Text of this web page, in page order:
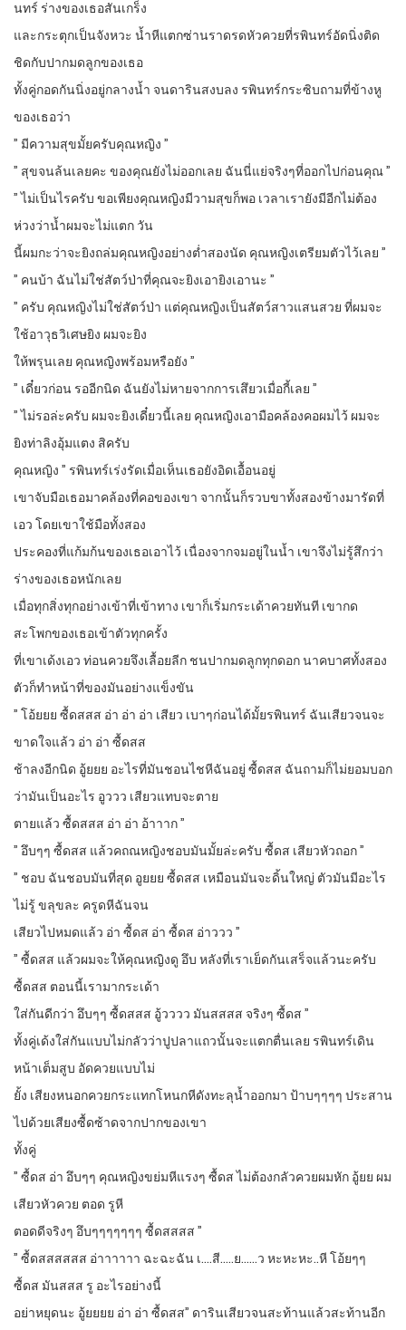
นทร์ ร่างของเธอสันเกร็ง
และกระตุกเป็นจังหวะ น้ำหีแตกซ่านราดรดหัวควยที่รพินทร์อัดนิ่งติด
ชิดกับปากมดลูกของเธอ
ทั้งคู่กอดกันนิ่งอยู่กลางน้ำ จนดารินสงบลง รพินทร์กระซิบถามที่ข้างหู
ของเธอว่า
” มีความสุขมั้ยครับคุณหญิง ”
” สุขจนล้นเลยคะ ของคุณยังไม่ออกเลย ฉันนี่แย่จริงๆที่ออกไปก่อนคุณ ”
” ไม่เป็นไรครับ ขอเพียงคุณหญิงมีวามสุขก็พอ เวลาเรายังมีอีกไม่ต้อง
ห่วงว่าน้ำผมจะไม่แตก วัน
นี้ผมกะว่าจะยิงถล่มคุณหญิงอย่างต่ำสองนัด คุณหญิงเตรียมตัวไว้เลย ”
” คนบ้า ฉันไม่ใช่สัตว์ป่าที่คุณจะยิงเอายิงเอานะ ”
” ครับ คุณหญิงไม่ใช่สัตว์ป่า แต่คุณหญิงเป็นสัตว์สาวแสนสวย ที่ผมจะ
ใช้อาวุธวิเศษยิง ผมจะยิง
ให้พรุนเลย คุณหญิงพร้อมหรือยัง ”
” เดี๋ยวก่อน รออีกนิด ฉันยังไม่หายจากการเสึยวเมื่อกี้เลย ”
” ไม่รอล่ะครับ ผมจะยิงเดี๋ยวนี้เลย คุณหญิงเอามือคล้องคอผมไว้ ผมจะ
ยิงท่าลิงอุ้มแตง สิครับ
คุณหญิง ” รพินทร์เร่งรัดเมื่อเห็นเธอยังอิดเอื้อนอยู่
เขาจับมือเธอมาคล้องที่คอของเขา จากนั้นก็รวบขาทั้งสองข้างมารัดที่
เอว โดยเขาใช้มือทั้งสอง
ประคองที่แก้มก้นของเธอเอาไว้ เนื่องจากจมอยู่ในน้ำ เขาจึงไม่รู้สึกว่า
ร่างของเธอหนักเลย
เมื่อทุกสิ่งทุกอย่างเข้าที่เข้าทาง เขาก็เริ่มกระเด้าควยทันที เขากด
สะโพกของเธอเข้าตัวทุกครั้ง
ที่เขาเด้งเอว ท่อนควยจึงเลื้อยลีก ชนปากมดลูกทุกดอก นาคบาศทั้งสอง
ตัวก็ทำหน้าที่ของมันอย่างแข็งขัน
” โอ้ยยย ซื้ดสสส อ่า อ่า อ่า เสียว เบาๆก่อนได้มั้ยรพินทร์ ฉันเสียวจนจะ
ขาดใจแล้ว อ่า อ่า ซื้ดสส
ช้าลงอีกนิด อู้ยยย อะไรที่มันชอนไชหีฉันอยู่ ซื้ดสส ฉันถามก็ไม่ยอมบอก
ว่ามันเป็นอะไร อูววว เสียวแทบจะตาย
ตายแล้ว ซื้ดสสส อ่า อ่า อ้าาาก ”
” อึบๆๆ ซื้ดสส แล้วคถณหญิงชอบมันมั้ยล่ะครับ ซื้ดส เสียวหัวถอก ”
” ชอบ ฉันชอบมันที่สุด อูยยย ซื้ดสส เหมือนมันจะดิ้นใหญ่ ตัวมันมีอะไร
ไม่รู้ ขลุขละ ครูดหีฉันจน
เสียวไปหมดแล้ว อ่า ซื้ดส อ่า ซื้ดส อ่าววว ”
” ซื้ดสส แล้วผมจะให้คุณหญิงดู อึบ หลังที่เราเย็ดกันเสร็จแล้วนะครับ
ซื้ดสส ตอนนี้เรามากระเด้า
ใส่กันดีกว่า อึบๆๆ ซื้ดสสส อู้วววว มันสสสส จริงๆ ซื้ดส ”
ทั้งคู่เด้งใส่กันแบบไม่กลัวว่าปูปลาแถวนั้นจะแตกตื่นเลย รพินทร์เดิน
หน้าเต็มสูบ อัดควยแบบไม่
ยั้ง เสียงหนอกควยกระแทกโหนกหีดังทะลุน้ำออกมา ป้าบๆๆๆๆ ประสาน
ไปด้วยเสียงซื้ดซ้าดจากปากของเขา
ทั้งคู่
” ซื้ดส อ่า อึบๆๆ คุณหญิงขย่มหีแรงๆ ซื้ดส ไม่ต้องกลัวควยผมหัก อู้ยย ผม
เสียวหัวควย ตอด รูหี
ตอดดีจริงๆ อึบๆๆๆๆๆๆๆ ซื้ดสสสส ”
” ซื้ดสสสสสส อ่าาาาาา ฉะฉะฉัน เ….สี…..ย……ว หะหะหะ..หี โอ้ยๆๆ
ซื้ดส มันสสส รู อะไรอย่างนี้
อย่าหยุดนะ อู้ยยยย อ่า อ่า ซื้ดสส” ดารินเสียวจนสะท้านแล้วสะท้านอีก